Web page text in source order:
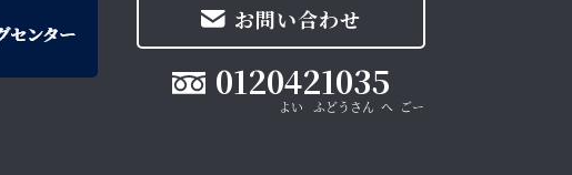
お問い合わせ
0120421035